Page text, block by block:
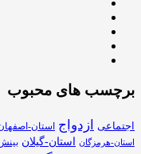
برچسب های محبوب
اجتماعی ازدواج استان-
استان-هرمزگان استان-گیلان